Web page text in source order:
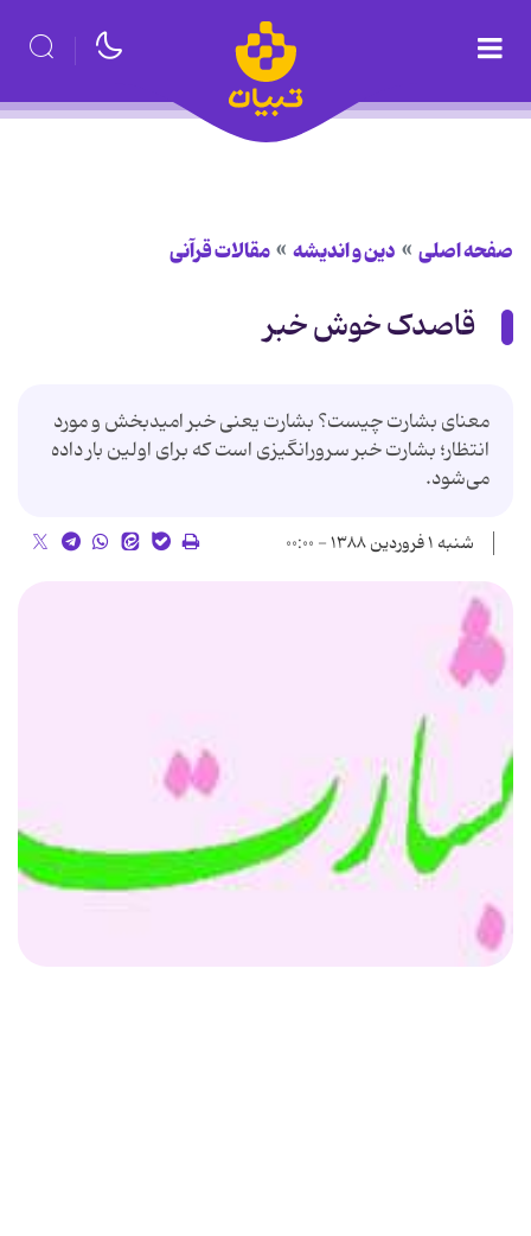
صفحه اصلی دین و اندیشه مقالات قرآنی
قاصدک خوش خبر
معنای بشارت چیست؟ بشارت یعنی خبر اميدبخش و مورد
انتظار؛ بشارت خبر سرورانگيزى است كه براى اولين بار داده
مى‌شود.
شنبه ۱ فروردین ۱۳۸۸ - ۰۰:۰۰